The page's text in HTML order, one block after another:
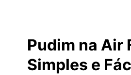
Pudim na Air
Simples e